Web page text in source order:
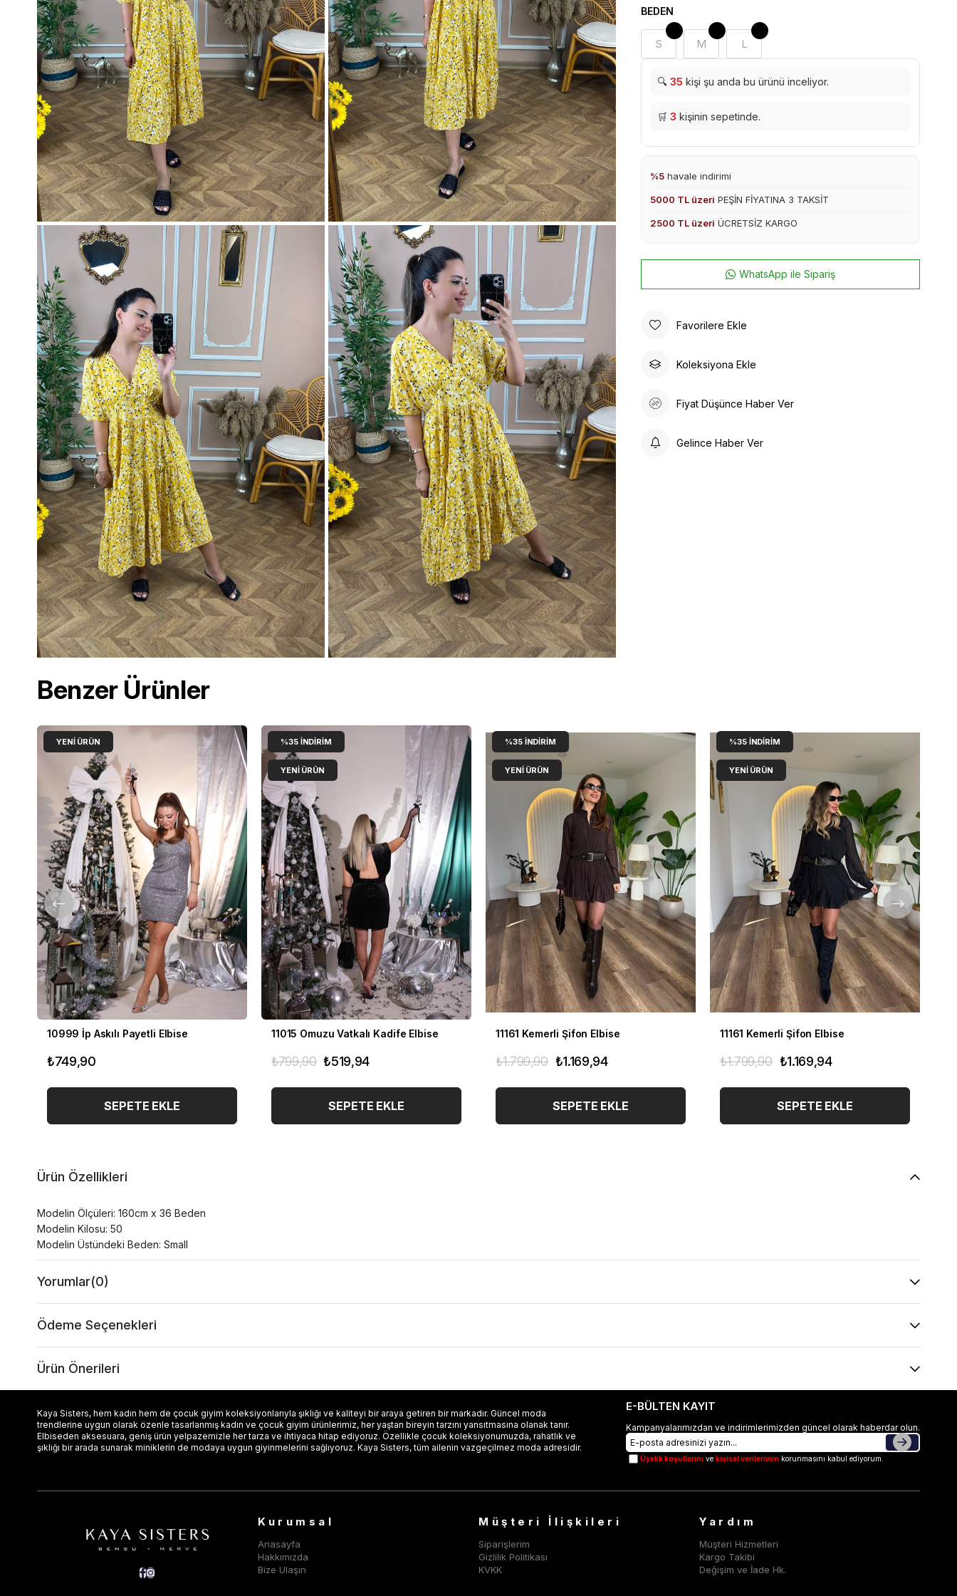
BEDEN
S M L
🔍35 kişi şu anda bu ürünü inceliyor.
🛒3 kişinin sepetinde.
%5 havale indirimi
5000 TL üzeri PEŞİN FİYATINA 3 TAKSİT
2500 TL üzeri ÜCRETSİZ KARGO
WhatsApp ile Sipariş
Favorilere Ekle
Koleksiyona Ekle
Fiyat Düşünce Haber Ver
Gelince Haber Ver
Benzer Ürünler
10999 İp Askılı Payetli Elbise
₺749,90
SEPETE EKLE
YENI ÜRÜN
11015 Omuzu Vatkalı Kadife Elbise
₺519,94
₺799,90
SEPETE EKLE
%35 İNDIRIM
YENI ÜRÜN
11161 Kemerli Şifon Elbise
₺1.169,94
₺1.799,90
SEPETE EKLE
%35 İNDIRIM
YENI ÜRÜN
11161 Kemerli Şifon Elbise
₺1.169,94
₺1.799,90
SEPETE EKLE
%35 İNDIRIM
YENI ÜRÜN
Ürün Özellikleri
Modelin Ölçüleri: 160cm x 36 Beden
Modelin Kilosu: 50
Modelin Üstündeki Beden: Small
Yorumlar(0)
Ödeme Seçenekleri
Ürün Önerileri
Kaya Sisters, hem kadın hem de çocuk giyim koleksiyonlarıyla şıklığı ve kaliteyi bir araya getiren bir markadır. Güncel moda
trendlerine uygun olarak özenle tasarlanmış kadın ve çocuk giyim ürünlerimiz, her yaştan bireyin tarzını yansıtmasına olanak tanır.
Elbiseden aksesuara, geniş ürün yelpazemizle her tarza ve ihtiyaca hitap ediyoruz. Özellikle çocuk koleksiyonumuzda, rahatlık ve
şıklığı bir arada sunarak miniklerin de modaya uygun giyinmelerini sağlıyoruz. Kaya Sisters, tüm ailenin vazgeçilmez moda adresidir.
E-BÜLTEN KAYIT
Kampanyalarımızdan ve indirimlerimizden güncel olarak haberdar olun.
Üyelik koşullarınıve kişisel verileriminkorunmasını kabul ediyorum.
Kurumsal
Anasayfa
Hakkımızda
Bize Ulaşın
Müşteri İlişkileri
Siparişlerim
Gizlilik Politikası
KVKK
Yardım
Müşteri Hizmetleri
Kargo Takibi
Değişim ve İade Hk.